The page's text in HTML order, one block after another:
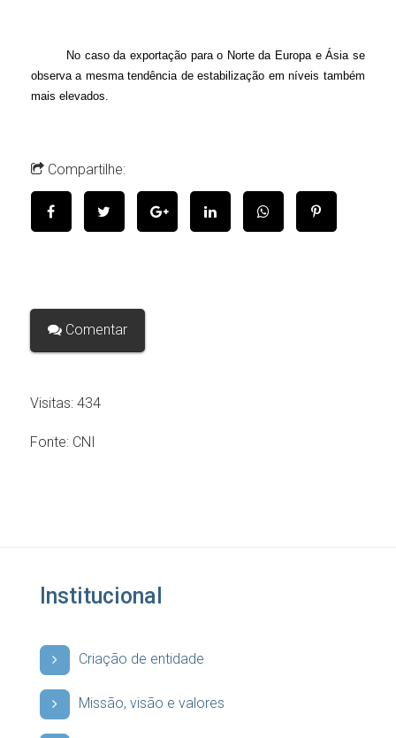
No caso da exportação para o Norte da Europa e Ásia se
observa a mesma tendência de estabilização em níveis também
mais elevados.
Compartilhe:
Comentar
Visitas:434
Fonte:CNI
Institucional
Criação de entidade
Missão, visão e valores